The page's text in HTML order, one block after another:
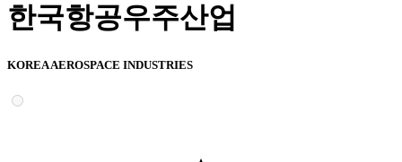
한국항공우주산업
KOREA AEROSPACE INDUSTRIES